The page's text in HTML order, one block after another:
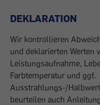
DEKLARATION
Wir kontrollieren
und deklarierten Werten
Leistungsaufnahme,
Farbtemperatur und ggf.
Ausstrahlungs-/
beurteilen auch